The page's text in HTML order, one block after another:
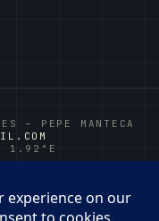
– PEPE MANTECA
1.92°E